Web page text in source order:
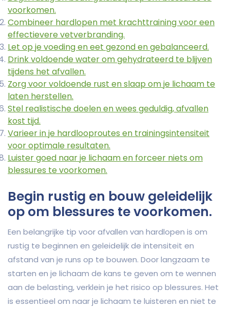
voorkomen.
Combineer hardlopen met krachttraining voor een
effectievere vetverbranding.
Let op je voeding en eet gezond en gebalanceerd.
Drink voldoende water om gehydrateerd te blijven
tijdens het afvallen.
Zorg voor voldoende rust en slaap om je lichaam te
laten herstellen.
Stel realistische doelen en wees geduldig, afvallen
kost tijd.
Varieer in je hardlooproutes en trainingsintensiteit
voor optimale resultaten.
Luister goed naar je lichaam en forceer niets om
blessures te voorkomen.
Begin rustig en bouw geleidelijk
op om blessures te voorkomen.
Een belangrijke tip voor afvallen van hardlopen is om
rustig te beginnen en geleidelijk de intensiteit en
afstand van je runs op te bouwen. Door langzaam te
starten en je lichaam de kans te geven om te wennen
aan de belasting, verklein je het risico op blessures. Het
is essentieel om naar je lichaam te luisteren en niet te